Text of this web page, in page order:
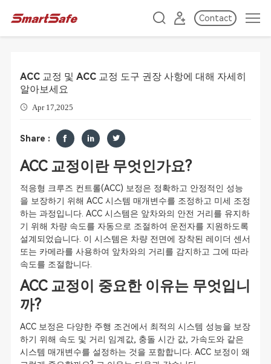
Contact
ACC 교정 및 ACC 교정 도구 권장 사항에 대해 자세히
알아보세요
Apr 17,2025
Share :
ACC 교정이란 무엇인가요?
적응형 크루즈 컨트롤(ACC) 보정은 정확하고 안정적인 성능
을 보장하기 위해 ACC 시스템 매개변수를 조정하고 미세 조정
하는 과정입니다. ACC 시스템은 앞차와의 안전 거리를 유지하
기 위해 차량 속도를 자동으로 조절하여 운전자를 지원하도록
설계되었습니다. 이 시스템은 차량 전면에 장착된 레이더 센서
또는 카메라를 사용하여 앞차와의 거리를 감지하고 그에 따라
속도를 조절합니다.
ACC 교정이 중요한 이유는 무엇입니
까?
ACC 보정은 다양한 주행 조건에서 최적의 시스템 성능을 보장
하기 위해 속도 및 거리 임계값, 충돌 시간 값, 가속도와 같은
시스템 매개변수를 설정하는 것을 포함합니다. ACC 보정이 왜